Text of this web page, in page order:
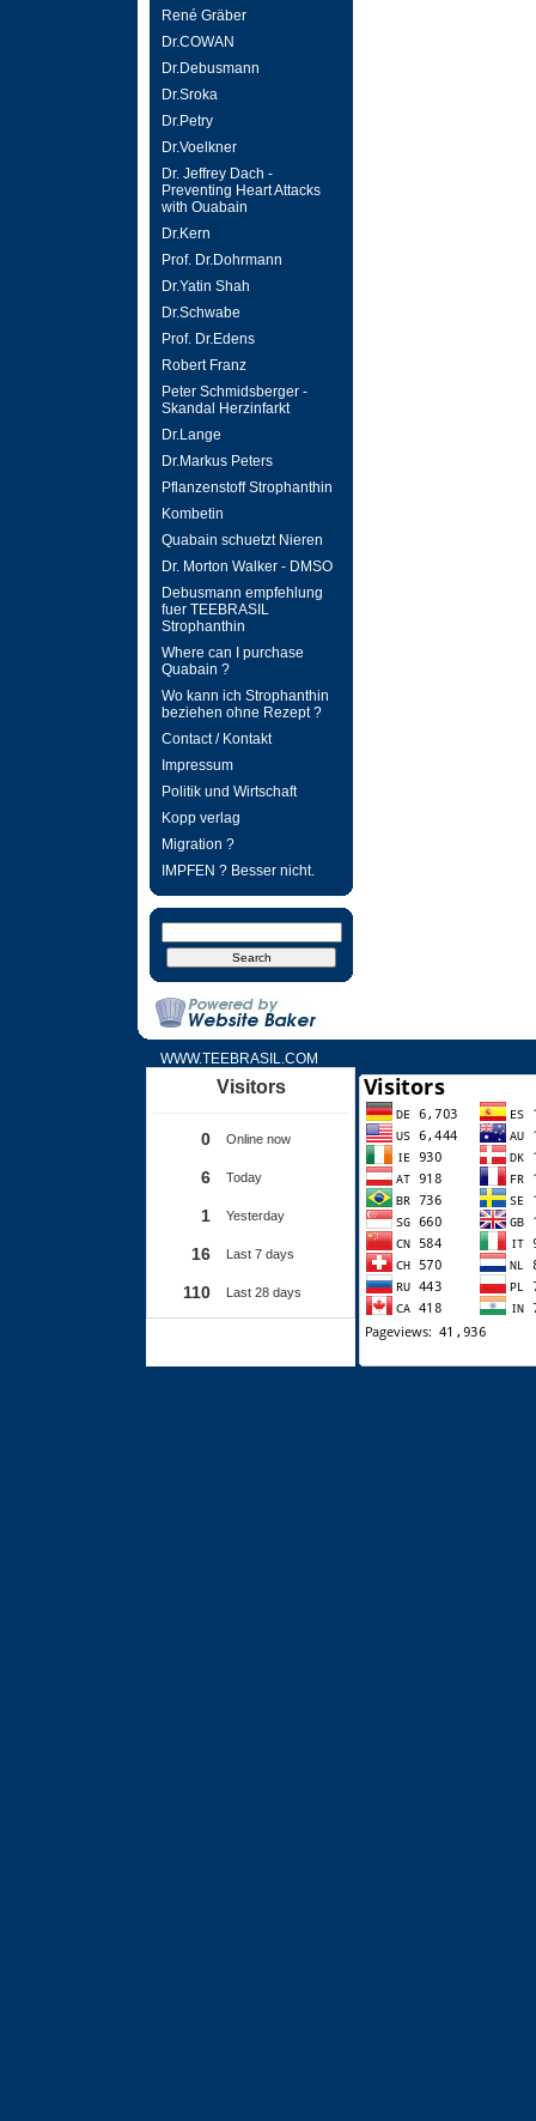
René Gräber
Dr.COWAN
Dr.Debusmann
Dr.Sroka
Dr.Petry
Dr.Voelkner
Dr. Jeffrey Dach -
Preventing Heart Attacks
with Ouabain
Dr.Kern
Prof. Dr.Dohrmann
Dr.Yatin Shah
Dr.Schwabe
Prof. Dr.Edens
Robert Franz
Peter Schmidsberger -
Skandal Herzinfarkt
Dr.Lange
Dr.Markus Peters
Pflanzenstoff Strophanthin
Kombetin
Quabain schuetzt Nieren
Dr. Morton Walker - DMSO
Debusmann empfehlung
fuer TEEBRASIL
Strophanthin
Where can I purchase
Quabain ?
Wo kann ich Strophanthin
beziehen ohne Rezept ?
Contact / Kontakt
Impressum
Politik und Wirtschaft
Kopp verlag
Migration ?
IMPFEN ? Besser nicht.
WWW.TEEBRASIL.COM